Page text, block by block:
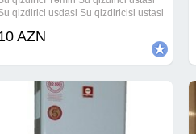
qizdirici usdasi Su qizdiricisi ustasi
pitminutka ustaları Ünvanda
AZN